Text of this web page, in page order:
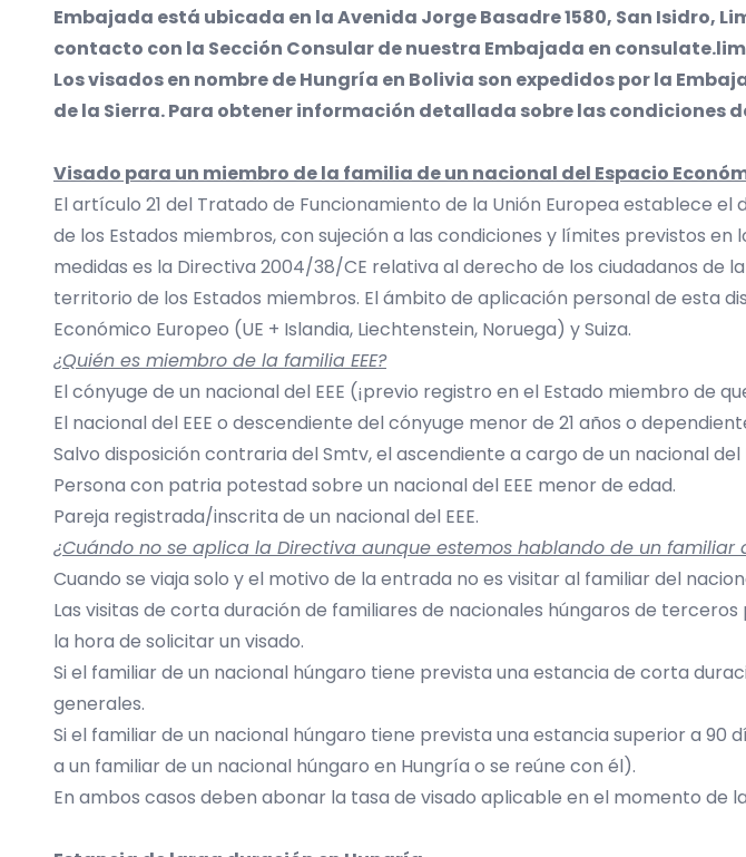
Embajada está ubicada en la Avenida Jorge Basadre 1580, San Isidro,
contacto con la Sección Consular de nuestra Embajada en
Los visados en nombre de Hungría en Bolivia son expedidos por la
de la Sierra. Para obtener información detallada sobre las condiciones
Visado para un miembro de la familia de un nacional del Espacio
El artículo 21 del Tratado de Funcionamiento de la Unión Europea establece
de los Estados miembros, con sujeción a las condiciones y límites previstos
medidas es la Directiva 2004/38/CE relativa al derecho de los ciudadanos de
territorio de los Estados miembros. El ámbito de aplicación personal de esta
Económico Europeo (UE + Islandia, Liechtenstein, Noruega) y Suiza.
¿Quién es miembro de la familia EEE?
El cónyuge de un nacional del EEE (¡previo registro en el Estado miembro de
El nacional del EEE o descendiente del cónyuge menor de 21 años o
Salvo disposición contraria del Smtv, el ascendiente a cargo de un nacional del
Persona con patria potestad sobre un nacional del EEE menor de edad.
Pareja registrada/inscrita de un nacional del EEE.
¿Cuándo no se aplica la Directiva aunque estemos hablando de un familiar
Cuando se viaja solo y el motivo de la entrada no es visitar al familiar del
Las visitas de corta duración de familiares de nacionales húngaros de
la hora de solicitar un visado.
Si el familiar de un nacional húngaro tiene prevista una estancia de corta
generales.
Si el familiar de un nacional húngaro tiene prevista una estancia superior a
a un familiar de un nacional húngaro en Hungría o se reúne con él).
En ambos casos deben abonar la tasa de visado aplicable en el momento de